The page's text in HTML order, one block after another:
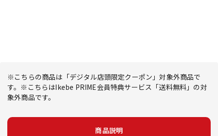
※こちらの商品は「デジタル店頭限定クーポン」対象外商品で
す。※こちらはIkebe PRIME会員特典サービス「送料無料」の対
象外商品です。
商品説明